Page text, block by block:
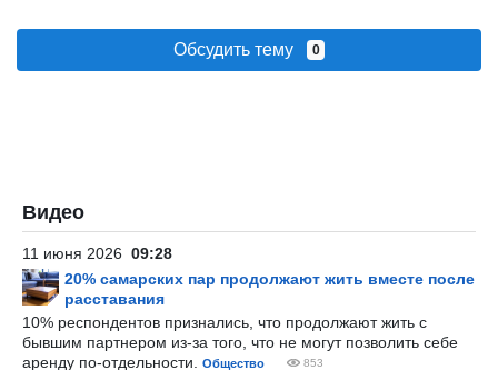
Обсудить тему 0
Видео
11 июня 2026 09:28
20% самарских пар продолжают жить вместе после
расставания
10% респондентов признались, что продолжают жить с
бывшим партнером из-за того, что не могут позволить себе
аренду по-отдельности.
Общество 853